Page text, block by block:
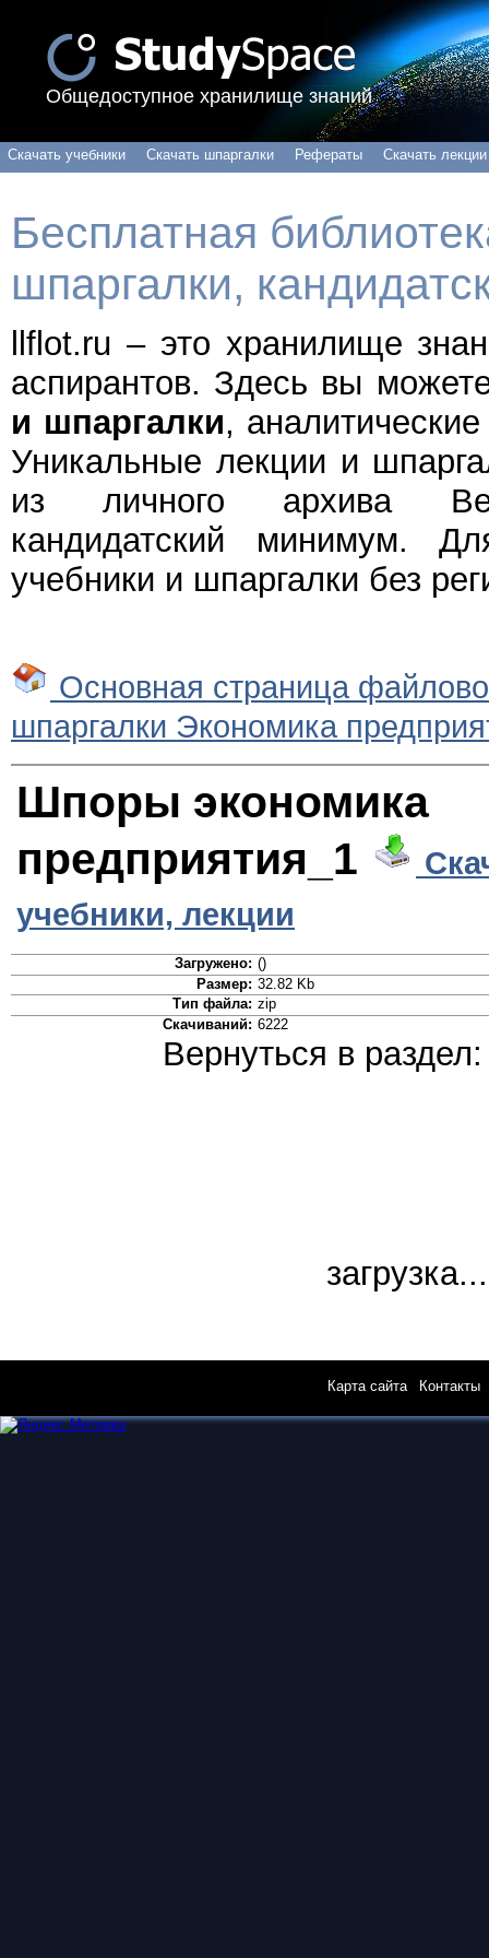
Общедоступное хранилище знаний
Скачать учебники Скачать шпаргалки Рефераты Скачать лекции
Бесплатная
шпаргалки,
llflot.ru – это хранилище
аспирантов. Здесь вы
и шпаргалки,
Уникальные лекции и
из личного архива
кандидатский минимум.
учебники и шпаргалки без
Основная страница
шпаргалки Экономика
Шпоры экономика
предприятия_1
учебники, лекции
Загружено: ()
Размер: 32.82 Kb
Тип файла: zip
Скачиваний: 6222
Вернуться в
загрузка...
Карта сайта| Контакты